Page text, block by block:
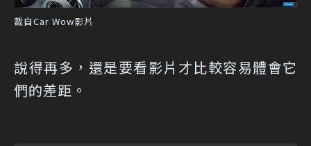
裁自Car Wow影片
說得再多，還是要看影片才比較容易體會它
們的差距。